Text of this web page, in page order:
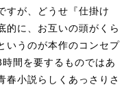
すが、どうせ『仕掛け
的に、お互いの頭がくら
うのが本作のコンセプ
間を要するものではあ
春小説らしくあっさりさ